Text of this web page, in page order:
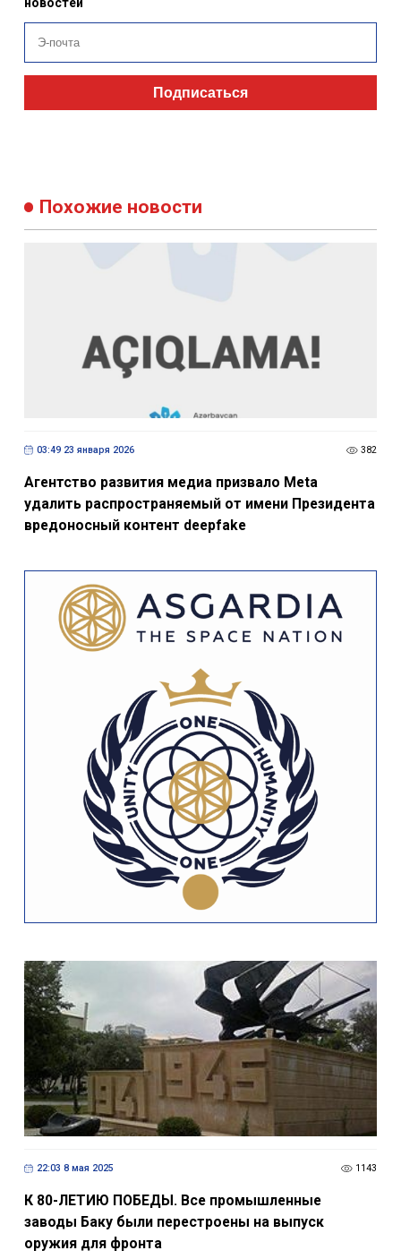
Подписаться
Похожие новости
03:49 23 января 2026 382
Агентство развития медиа призвало Meta
удалить распространяемый от имени Президента
вредоносный контент deepfake
22:03 8 мая 2025 1143
К 80-ЛЕТИЮ ПОБЕДЫ. Все промышленные
заводы Баку были перестроены на выпуск
оружия для фронта